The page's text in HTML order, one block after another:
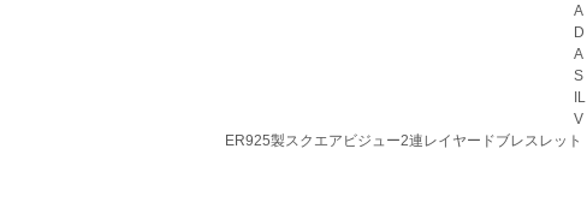
A
D
A
S
IL
V
ER925製スクエアビジュー2連レイヤードブレスレット